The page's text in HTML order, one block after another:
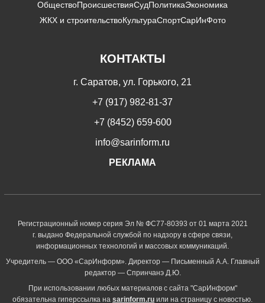
ОбществоПроисшествияСудПолитикаЭкономика
ЖКХ и строительствоКультураСпортСарИнФото
КОНТАКТЫ
г. Саратов, ул. Горького, 21
+7 (917) 982-81-37
+7 (8452) 659-600
info@sarinform.ru
РЕКЛАМА
Регистрационный номер серия Эл № ФС77-80393 от 01 марта 2021
г. выдано Федеральной службой по надзору в сфере связи,
информационных технологий и массовых коммуникаций.
Учредитель — ООО «СарИнформ». Директор — Письменный А.А. Главный
редактор — Спринчанэ Д.Ю.
При использовании любых материалов с сайта "СарИнформ"
обязательна гиперссылка на sarinform.ru или на страницу с новостью.